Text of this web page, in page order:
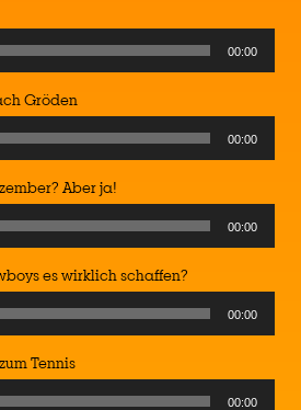
00:00
Gröden
00:00
Aber ja!
00:00
es wirklich schaffen?
00:00
Tennis
00:00